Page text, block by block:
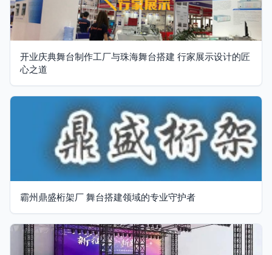
开业庆典舞台制作工厂与珠海舞台搭建 行家展示设计的匠
心之道
霸州鼎盛桁架厂 舞台搭建领域的专业守护者